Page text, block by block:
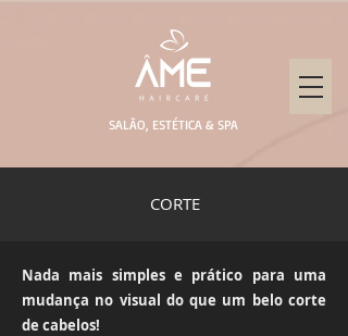
SALÃO, ESTÉTICA & SPA
CORTE
Nada mais simples e prático para uma
mudança no visual do que um belo corte
de cabelos!